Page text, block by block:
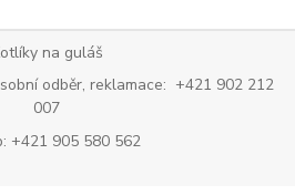
na guláš
odběr, reklamace: +421 902 212
007
+421 905 580 562